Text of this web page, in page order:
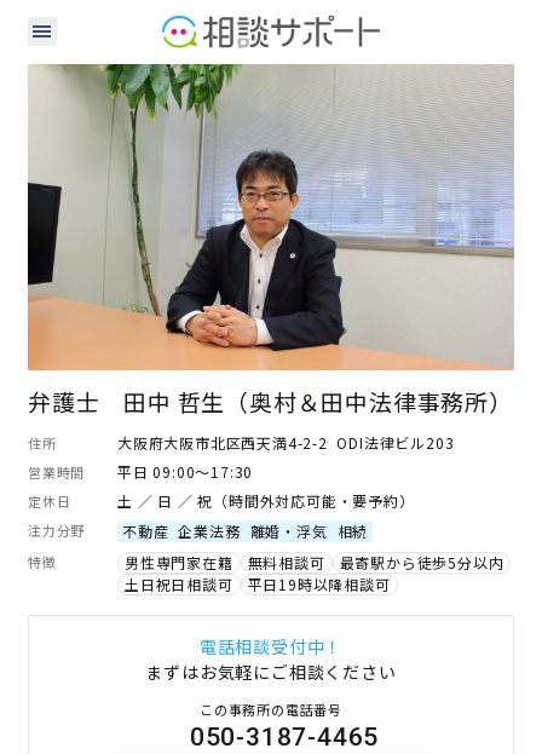
弁護士 田中 哲生（奥村＆田中法律事務所）
住所 大阪府大阪市北区西天満4-2-2 ODI法律ビル203
営業時間 平日 09:00～17:30
定休日 土 ／ 日 ／ 祝（時間外対応可能・要予約）
注力分野 不動産 企業法務 離婚・浮気 相続
特徴 男性専門家在籍 無料相談可
最寄駅から徒歩5分以内
土日祝日相談可
平日19時以降相談可
電話相談受付中！
まずはお気軽にご相談ください
この事務所の電話番号
050-3187-4465